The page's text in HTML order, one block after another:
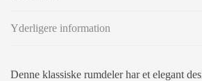
Yderligere information
Denne klassiske rumdeler har et elegant